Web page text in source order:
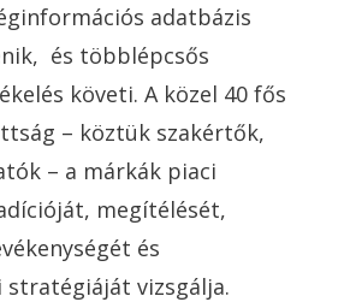
adatbázis
és többlépcsős
követi. A közel 40 fős
– köztük szakértők,
– a márkák piaci
megítélését,
és
stratégiáját vizsgálja.